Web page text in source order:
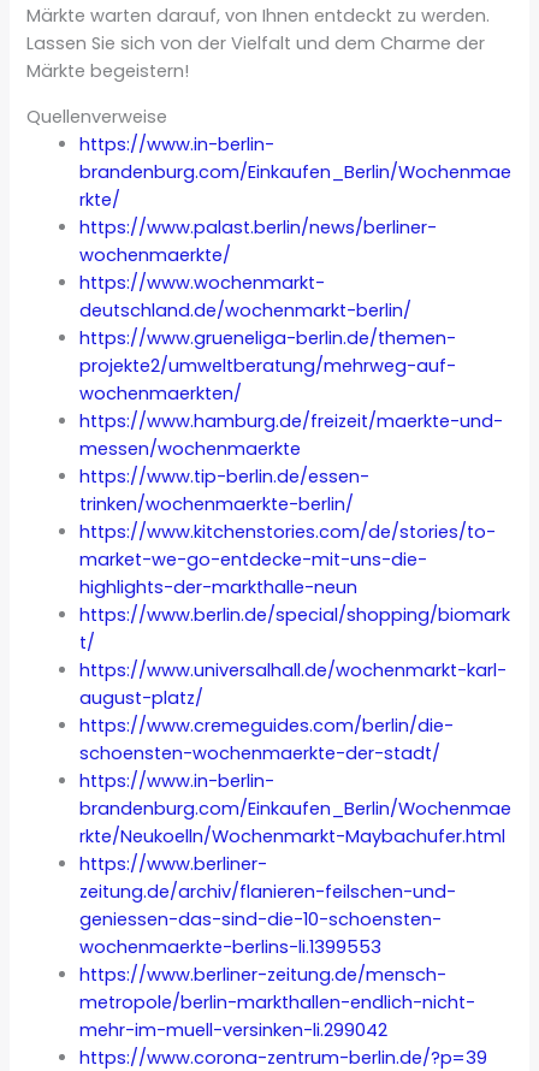
Märkte warten darauf, von Ihnen entdeckt zu werden.
Lassen Sie sich von der Vielfalt und dem Charme der
Märkte begeistern!
Quellenverweise
https://www.in-berlin-
brandenburg.com/Einkaufen_Berlin/Wochenmae
rkte/
https://www.palast.berlin/news/berliner-
wochenmaerkte/
https://www.wochenmarkt-
deutschland.de/wochenmarkt-berlin/
https://www.grueneliga-berlin.de/themen-
projekte2/umweltberatung/mehrweg-auf-
wochenmaerkten/
https://www.hamburg.de/freizeit/maerkte-und-
messen/wochenmaerkte
https://www.tip-berlin.de/essen-
trinken/wochenmaerkte-berlin/
https://www.kitchenstories.com/de/stories/to-
market-we-go-entdecke-mit-uns-die-
highlights-der-markthalle-neun
https://www.berlin.de/special/shopping/biomark
t/
https://www.universalhall.de/wochenmarkt-karl-
august-platz/
https://www.cremeguides.com/berlin/die-
schoensten-wochenmaerkte-der-stadt/
https://www.in-berlin-
brandenburg.com/Einkaufen_Berlin/Wochenmae
rkte/Neukoelln/Wochenmarkt-Maybachufer.html
https://www.berliner-
zeitung.de/archiv/flanieren-feilschen-und-
geniessen-das-sind-die-10-schoensten-
wochenmaerkte-berlins-li.1399553
https://www.berliner-zeitung.de/mensch-
metropole/berlin-markthallen-endlich-nicht-
mehr-im-muell-versinken-li.299042
https://www.corona-zentrum-berlin.de/?p=39